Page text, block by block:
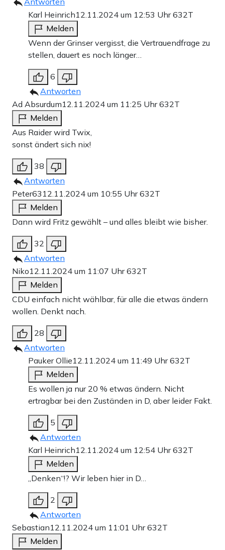
Karl Heinrich12.11.2024 um 12:53 Uhr632T
Melden
Wenn der Grinser vergisst, die Vertrauendfrage zu
stellen, dauert es noch länger…
6
Antworten
Ad Absurdum12.11.2024 um 11:25 Uhr632T
Melden
Aus Raider wird Twix,
sonst ändert sich nix!
38
Antworten
Peter63 12.11.2024 um 10:55 Uhr632T
Melden
Dann wird Fritz gewählt – und alles bleibt wie bisher.
32
Antworten
Niko12.11.2024 um 11:07 Uhr632T
Melden
CDU einfach nicht wählbar, für alle die etwas ändern
wollen. Denkt nach.
28
Antworten
Pauker Ollie12.11.2024 um 11:49 Uhr632T
Melden
Es wollen ja nur 20 % etwas ändern. Nicht
ertragbar bei den Zuständen in D, aber leider Fakt.
5
Antworten
Karl Heinrich12.11.2024 um 12:54 Uhr632T
Melden
„Denken“!? Wir leben hier in D…
2
Antworten
Sebastian12.11.2024 um 11:01 Uhr632T
Melden